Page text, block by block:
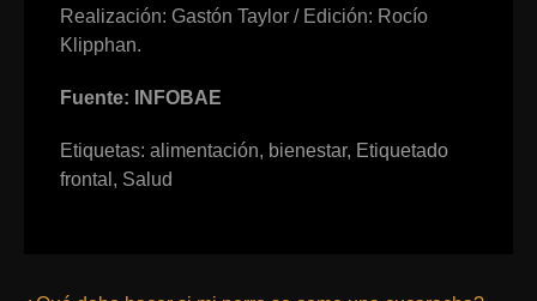
Realización: Gastón Taylor / Edición: Rocío
Klipphan.
Fuente: INFOBAE
Etiquetas: alimentación, bienestar, Etiquetado
frontal , Salud